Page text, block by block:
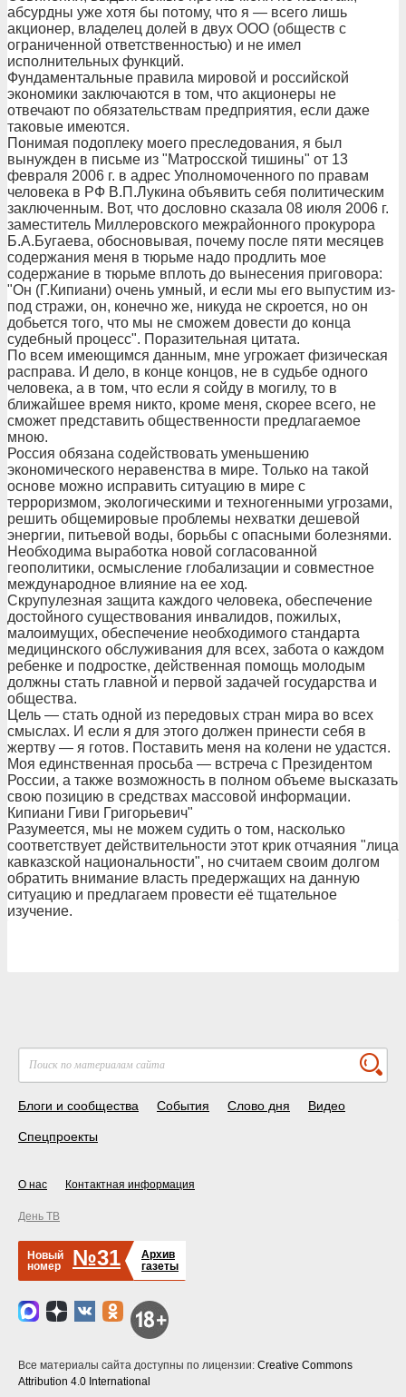
абсурдны уже хотя бы потому, что я — всего лишь
акционер, владелец долей в двух ООО (обществ с
ограниченной ответственностью) и не имел
исполнительных функций.
Фундаментальные правила мировой и российской
экономики заключаются в том, что акционеры не
отвечают по обязательствам предприятия, если даже
таковые имеются.
Понимая подоплеку моего преследования, я был
вынужден в письме из "Матросской тишины" от 13
февраля 2006 г. в адрес Уполномоченного по правам
человека в РФ В.П.Лукина объявить себя политическим
заключенным. Вот, что дословно сказала 08 июля 2006 г.
заместитель Миллеровского межрайонного прокурора
Б.А.Бугаева, обосновывая, почему после пяти месяцев
содержания меня в тюрьме надо продлить мое
содержание в тюрьме вплоть до вынесения приговора:
"Он (Г.Кипиани) очень умный, и если мы его выпустим из-
под стражи, он, конечно же, никуда не скроется, но он
добьется того, что мы не сможем довести до конца
судебный процесс". Поразительная цитата.
По всем имеющимся данным, мне угрожает физическая
расправа. И дело, в конце концов, не в судьбе одного
человека, а в том, что если я сойду в могилу, то в
ближайшее время никто, кроме меня, скорее всего, не
сможет представить общественности предлагаемое
мною.
Россия обязана содействовать уменьшению
экономического неравенства в мире. Только на такой
основе можно исправить ситуацию в мире с
терроризмом, экологическими и техногенными угрозами,
решить общемировые проблемы нехватки дешевой
энергии, питьевой воды, борьбы с опасными болезнями.
Необходима выработка новой согласованной
геополитики, осмысление глобализации и совместное
международное влияние на ее ход.
Скрупулезная защита каждого человека, обеспечение
достойного существования инвалидов, пожилых,
малоимущих, обеспечение необходимого стандарта
медицинского обслуживания для всех, забота о каждом
ребенке и подростке, действенная помощь молодым
должны стать главной и первой задачей государства и
общества.
Цель — стать одной из передовых стран мира во всех
смыслах. И если я для этого должен принести себя в
жертву — я готов. Поставить меня на колени не удастся.
Моя единственная просьба — встреча с Президентом
России, а также возможность в полном объеме высказать
свою позицию в средствах массовой информации.
Кипиани Гиви Григорьевич"
Разумеется, мы не можем судить о том, насколько
соответствует действительности этот крик отчаяния "лица
кавказской национальности", но считаем своим долгом
обратить внимание власть предержащих на данную
ситуацию и предлагаем провести её тщательное
изучение.
Блоги и сообщества События Слово дня Видео
Спецпроекты
О нас Контактная информация
День ТВ
Новый
номер
№31
Архив
газеты
Все материалы сайта доступны по лицензии: Creative Commons
Attribution 4.0 International